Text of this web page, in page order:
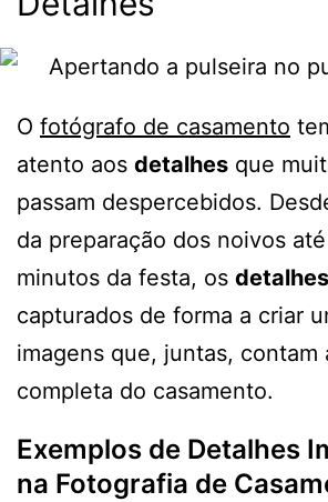
O fotógrafo de casamento
atento aos detalhes que
passam despercebidos.
da preparação dos noivos
minutos da festa, os detalhes
capturados de forma a criar
imagens que, juntas, contam
completa do casamento.
Exemplos de Detalhes
na Fotografia de